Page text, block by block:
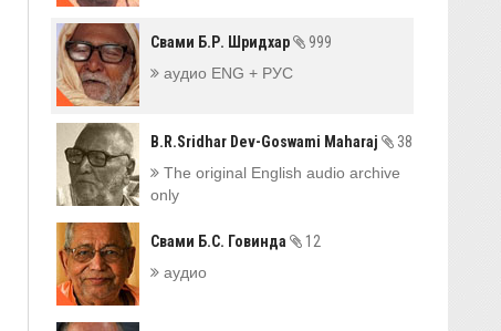
Свами Б.Р. Шридхар
999
аудио ENG + РУС
B.R.Sridhar Dev-Goswami Maharaj
38
The original English audio archive
only
Свами Б.С. Говинда
12
аудио